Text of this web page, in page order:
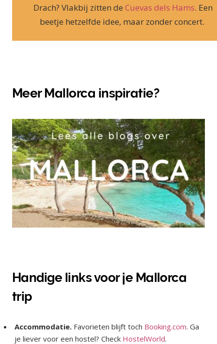
Drach? Vlakbij zitten de Cuevas dels Hams. Een
beetje hetzelfde idee, maar zonder concert.
Meer Mallorca inspiratie?
Handige links voor je Mallorca
trip
Accommodatie. Favorieten blijft toch Booking.com. Ga
je liever voor een hostel? Check HostelWorld.